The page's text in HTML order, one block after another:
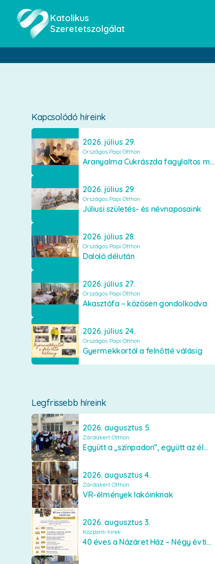
Katolikus
Szeretetszolgálat
Kapcsolódó híreink
2026. július 29.
Országos Papi Otthon
Aranyalma Cukrászda fagylaltos meglepetés
2026. július 29.
Országos Papi Otthon
Júliusi születés- és névnaposaink
2026. július 28.
Országos Papi Otthon
Daloló délután
2026. július 27.
Országos Papi Otthon
Akasztófa – közösen gondolkodva
2026. július 24.
Országos Papi Otthon
Gyermekkortól a felnőtté válásig
Legfrissebb híreink
2026. augusztus 5.
Zárdakert Otthon
Együtt a „színpadon”, együtt az élményekért 🎭✨
2026. augusztus 4.
Zárdakert Otthon
VR-élmények lakóinknak
2026. augusztus 3.
Központi hírek
40 éves a Názáret Ház – Négy évtized szeretetben és gondoskodásban